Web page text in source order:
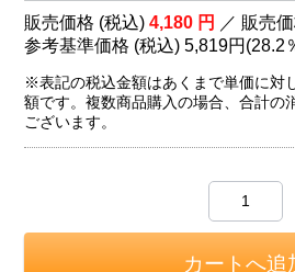
販売価格 (税込)4,180 円 ／ 販売
参考基準価格 (税込)5,819円 (28.2
※表記の税込金額はあくまで単価に対
額です。複数商品購入の場合、合計の
ございます。